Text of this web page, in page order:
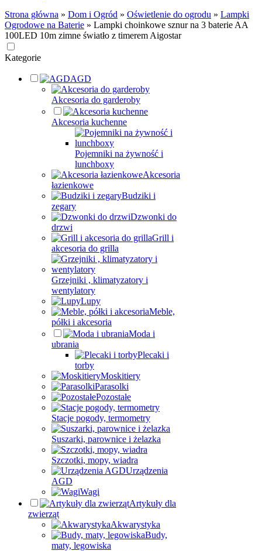
Strona główna » Dom i Ogród » Oświetlenie do ogrodu » Lampki
Ogrodowe na Baterie » Lampki choinkowe sznur na 3 baterie AA
100LED 10m zimne światło z timerem Aigostar
Kategorie
AGD
Akcesoria do garderoby
Akcesoria kuchenne
Pojemniki na żywność i
lunchboxy
Akcesoria
łazienkowe
Budziki i
zegary
Dzwonki do
drzwi
Grill i
akcesoria do grilla
Grzejniki , klimatyzatory i
wentylatory
Lupy
Meble,
półki i akcesoria
Moda i
ubrania
Plecaki i
torby
Moskitiery
Parasolki
Pozostałe
Stacje pogody, termometry
Suszarki, parownice i żelazka
Szczotki, mopy, wiadra
Urządzenia
AGD
Wagi
Artykuły dla
zwierząt
Akwarystyka
Budy,
maty, legowiska